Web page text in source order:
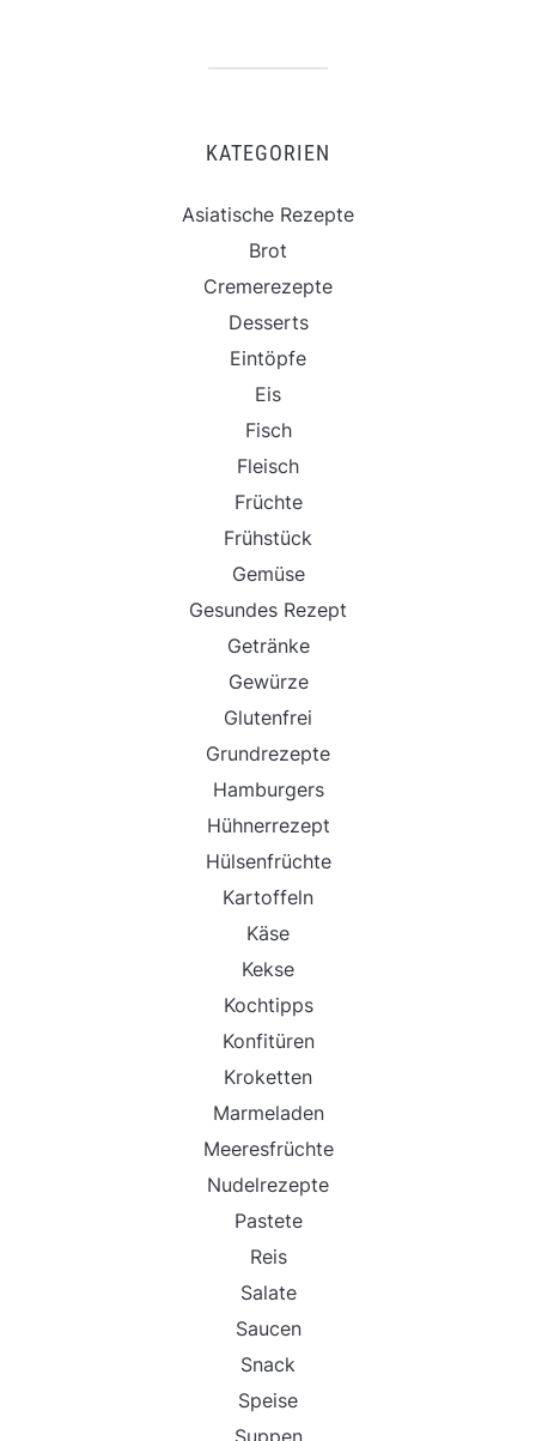
KATEGORIEN
Asiatische Rezepte
Brot
Cremerezepte
Desserts
Eintöpfe
Eis
Fisch
Fleisch
Früchte
Frühstück
Gemüse
Gesundes Rezept
Getränke
Gewürze
Glutenfrei
Grundrezepte
Hamburgers
Hühnerrezept
Hülsenfrüchte
Kartoffeln
Käse
Kekse
Kochtipps
Konfitüren
Kroketten
Marmeladen
Meeresfrüchte
Nudelrezepte
Pastete
Reis
Salate
Saucen
Snack
Speise
Suppen